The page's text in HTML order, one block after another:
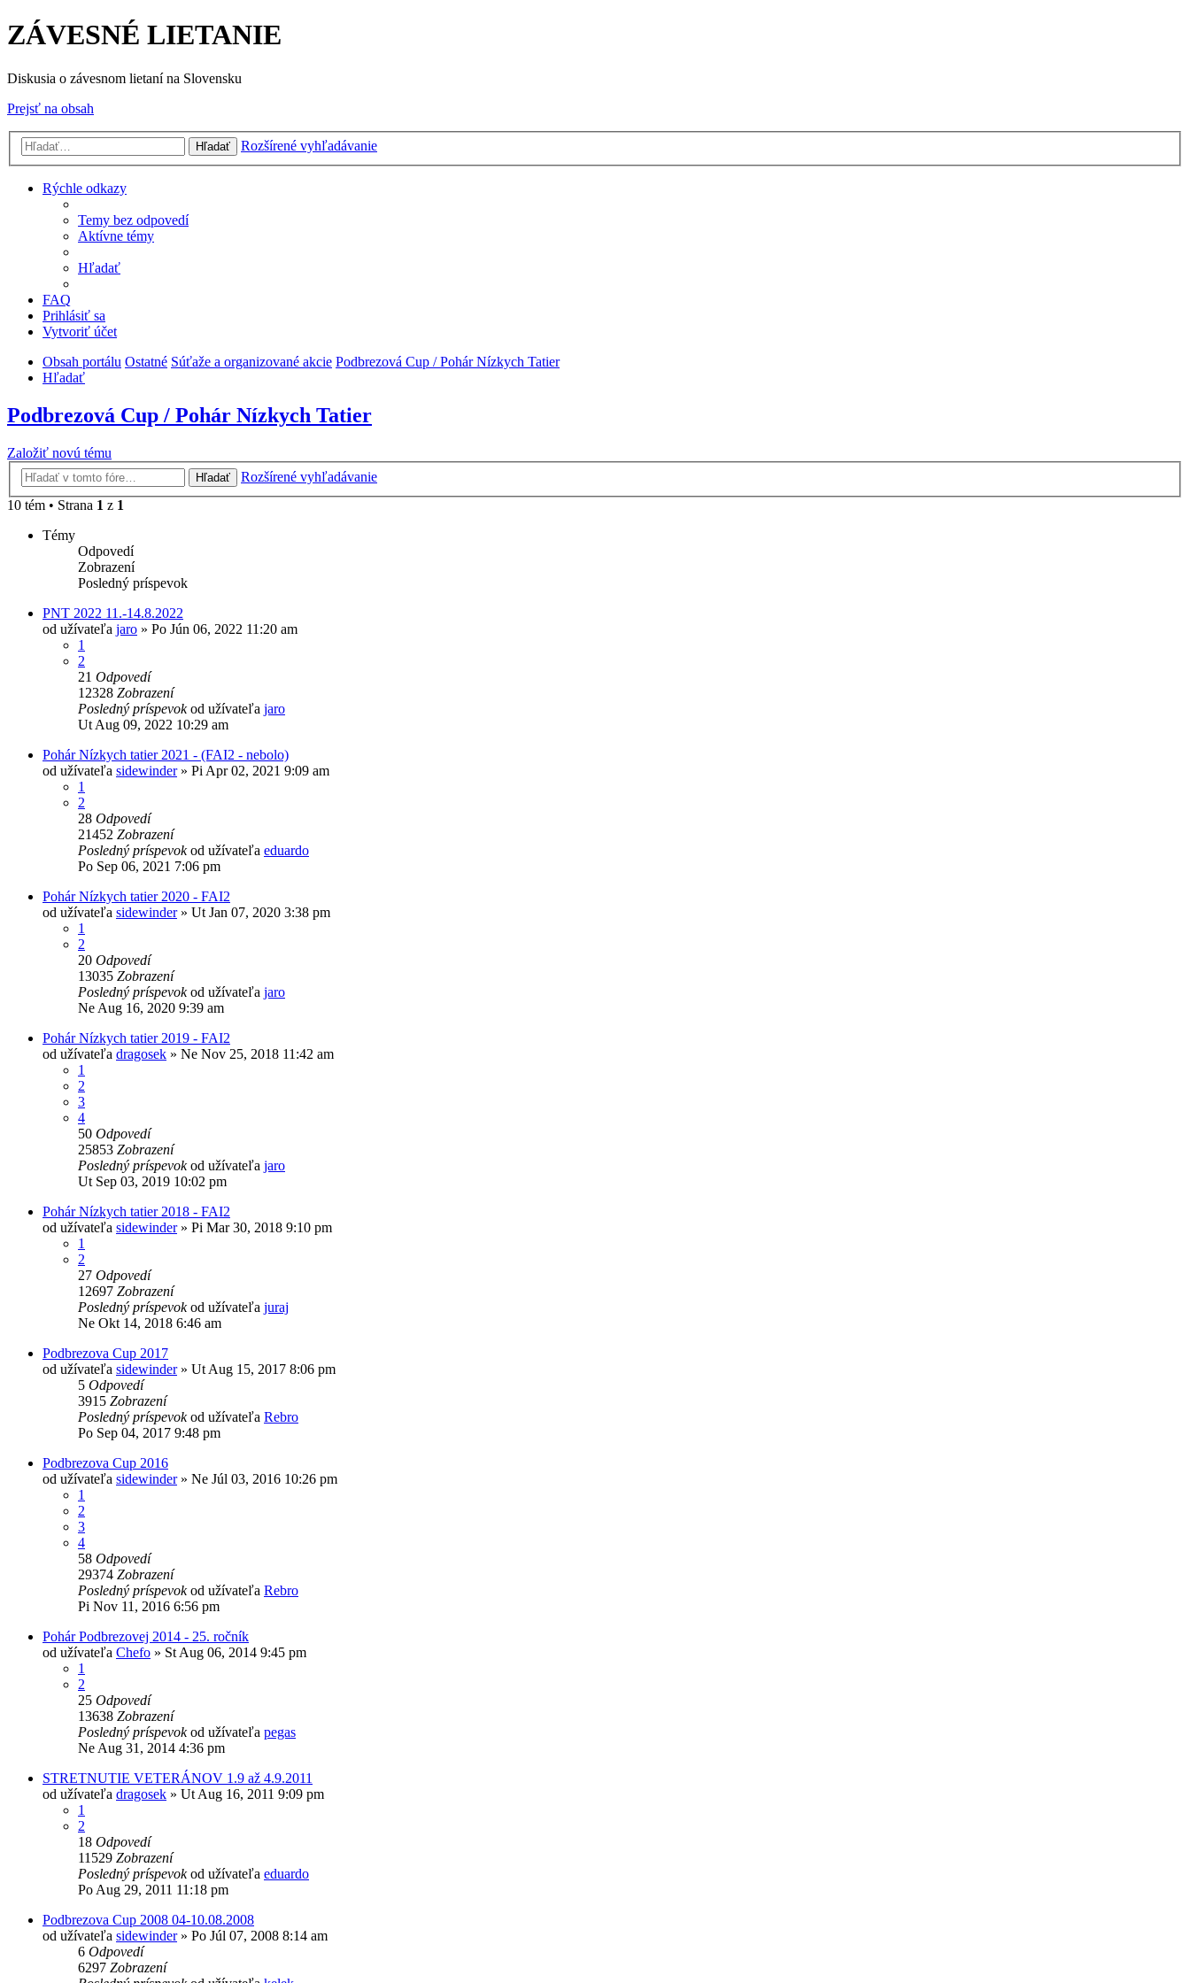
ZÁVESNÉ LIETANIE
Diskusia o závesnom lietaní na Slovensku
Prejsť na obsah
Hľadať Rozšírené vyhľadávanie
Rýchle odkazy
Temy bez odpovedí
Aktívne témy
Hľadať
FAQ
Prihlásiť sa
Vytvoriť účet
Obsah portálu Ostatné Súťaže a organizované akcie Podbrezová Cup / Pohár Nízkych Tatier
Hľadať
Podbrezová Cup / Pohár Nízkych Tatier
Založiť novú tému
Hľadať
Rozšírené vyhľadávanie
10 tém • Strana 1 z 1
Témy
Odpovedí
Zobrazení
Posledný príspevok
PNT 2022 11.-14.8.2022
od užívateľa jaro » Po Jún 06, 2022 11:20 am
1
2
21 Odpovedí
12328 Zobrazení
Posledný príspevokod užívateľa jaro
Ut Aug 09, 2022 10:29 am
Pohár Nízkych tatier 2021 - (FAI2 - nebolo)
od užívateľa sidewinder» Pi Apr 02, 2021 9:09 am
1
2
28 Odpovedí
21452 Zobrazení
Posledný príspevokod užívateľa eduardo
Po Sep 06, 2021 7:06 pm
Pohár Nízkych tatier 2020 - FAI2
od užívateľa sidewinder» Ut Jan 07, 2020 3:38 pm
1
2
20 Odpovedí
13035 Zobrazení
Posledný príspevokod užívateľa jaro
Ne Aug 16, 2020 9:39 am
Pohár Nízkych tatier 2019 - FAI2
od užívateľa dragosek » Ne Nov 25, 2018 11:42 am
1
2
3
4
50 Odpovedí
25853 Zobrazení
Posledný príspevokod užívateľa jaro
Ut Sep 03, 2019 10:02 pm
Pohár Nízkych tatier 2018 - FAI2
od užívateľa sidewinder» Pi Mar 30, 2018 9:10 pm
1
2
27 Odpovedí
12697 Zobrazení
Posledný príspevokod užívateľa juraj
Ne Okt 14, 2018 6:46 am
Podbrezova Cup 2017
od užívateľa sidewinder» Ut Aug 15, 2017 8:06 pm
5 Odpovedí
3915 Zobrazení
Posledný príspevokod užívateľa Rebro
Po Sep 04, 2017 9:48 pm
Podbrezova Cup 2016
od užívateľa sidewinder» Ne Júl 03, 2016 10:26 pm
1
2
3
4
58 Odpovedí
29374 Zobrazení
Posledný príspevokod užívateľa Rebro
Pi Nov 11, 2016 6:56 pm
Pohár Podbrezovej 2014 - 25. ročník
od užívateľa Chefo » St Aug 06, 2014 9:45 pm
1
2
25 Odpovedí
13638 Zobrazení
Posledný príspevokod užívateľa pegas
Ne Aug 31, 2014 4:36 pm
STRETNUTIE VETERÁNOV 1.9 až 4.9.2011
od užívateľa dragosek » Ut Aug 16, 2011 9:09 pm
1
2
18 Odpovedí
11529 Zobrazení
Posledný príspevokod užívateľa eduardo
Po Aug 29, 2011 11:18 pm
Podbrezova Cup 2008 04-10.08.2008
od užívateľa sidewinder» Po Júl 07, 2008 8:14 am
6 Odpovedí
6297 Zobrazení